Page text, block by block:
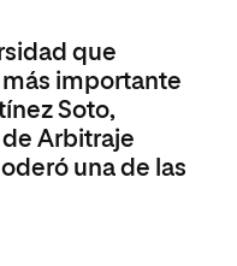
que
importante
Soto,
Arbitraje
una de las